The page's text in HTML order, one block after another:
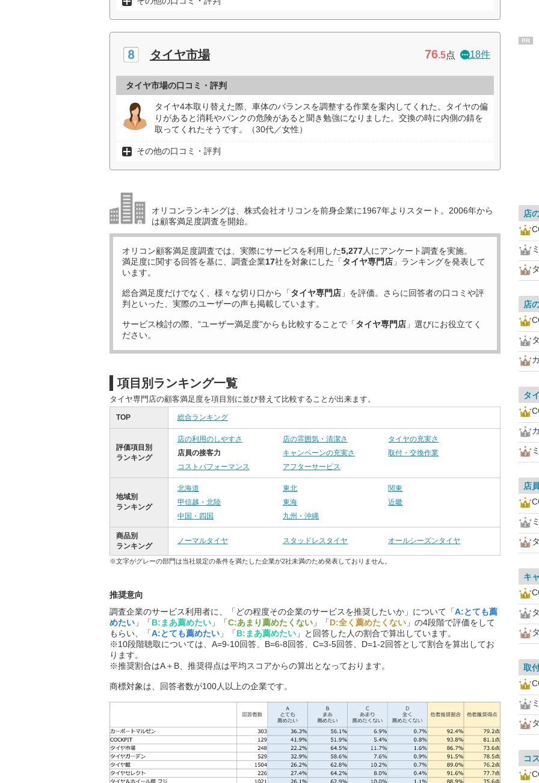
タイヤ市場 76.5点 18件
タイヤ市場の口コミ・評判
タイヤ4本取り替えた際、車体のバランスを調整する作業を案内してくれた。タイヤの偏
りがあると消耗やパンクの危険があると聞き勉強になりました。交換の時に内側の錆を
取ってくれたそうです。（30代／女性）
その他の口コミ・評判
オリコンランキングは、株式会社オリコンを前身企業に1967年よりスタート。2006年から
は顧客満足度調査を開始。
オリコン顧客満足度調査では、実際にサービスを利用した5,277人にアンケート調査を実施。
満足度に関する回答を基に、調査企業17社を対象にした「タイヤ専門店 」ランキングを発表して
います。
総合満足度だけでなく、様々な切り口から「タイヤ専門店 」を評価。さらに回答者の口コミや評
判といった、実際のユーザーの声も掲載しています。
サービス検討の際、“ユーザー満足度”からも比較することで「タイヤ専門店 」選びにお役立てく
ださい。
項目別ランキング一覧
タイヤ専門店の顧客満足度を項目別に並び替えて比較することが出来ます。
TOP 総合ランキング
評価項目別
ランキング
店の利用のしやすさ 店の雰囲気・清潔さ
タイヤの充実さ
店員の接客力
キャンペーンの充実さ
取付・交換作業
コストパフォーマンス
アフターサービス
地域別
ランキング
北海道 東北
関東
甲信越・北陸
東海
近畿
中国・四国
九州・沖縄
商品別
ランキング
ノーマルタイヤ スタッドレスタイヤ オールシーズンタイヤ
※文字がグレーの部門は当社規定の条件を満たした企業が2社未満のため発表しておりません。
推奨意向
調査企業のサービス利用者に、「どの程度その企業のサービスを推奨したいか」について「A:とても薦
めたい 」「B:まあ薦めたい 」「C:あまり薦めたくない 」「D:全く薦めたくない 」の4段階で評価をして
もらい、「A:とても薦めたい 」「B:まあ薦めたい 」と回答した人の割合で算出しています。
※10段階聴取については、A=9-10回答、B=6-8回答、C=3-5回答、D=1-2回答として割合を算出してお
ります。
※推奨割合はA＋B、推奨得点は平均スコアからの算出となっております。
商標対象は、回答者数が100人以上の企業です。
PR
店
店
タ
店
キ
取
コ